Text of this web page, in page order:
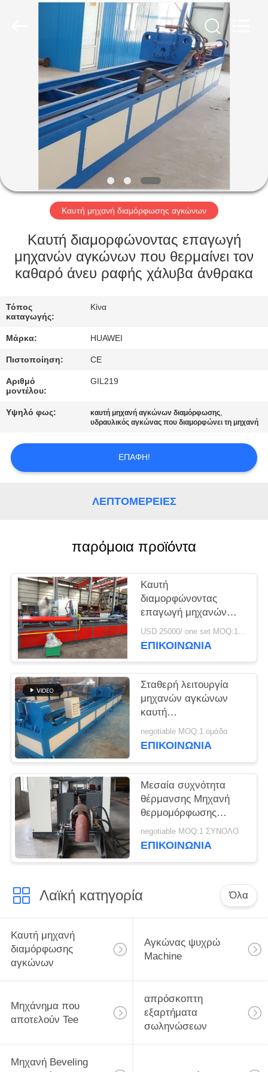
ΣΠΊΤΙ
ΠΡΟΪΌΝΤΑ
ΕΜΦΆΝΙΣΗ
ΠΕΡΊΠΟΥ
ΕΜΕΊΣ
ΓΎΡΟΣ
ΕΡΓΟΣΤΑΣΊΩΝ
ΠΟΙΟΤΙΚΌΣ
ΈΛΕΓΧΟΣ
ΜΑΣ
ΕΛΆΤΕ
ΣΕ
ΜΕ
SITEMAP
PRIVACY
POLICY
Καυτή μηχανή διαμόρφωσης αγκώνων
Καυτή διαμορφώνοντας επαγωγή
μηχανών αγκώνων που θερμαίνει τον
καθαρό άνευ ραφής χάλυβα άνθρακα
Τόπος
καταγωγής:
Κίνα
Μάρκα: HUAWEI
Πιστοποίηση: CE
Αριθμό
μοντέλου:
GIL219
Υψηλό φως: καυτή μηχανή αγκώνων διαμόρφωσης,
υδραυλικός αγκώνας που διαμορφώνει τη μηχανή
ΕΠΑΦΉ!
ΛΕΠΤΟΜΈΡΕΙΕΣ
παρόμοια προϊόντα
Καυτή
διαμορφώνοντας
επαγωγή μηχανών
αγκώνων που
θερμαίνει την καυτή
χάλυβα άνθρακα
διαμόρφωσης
USD 25000/ one set MOQ:1 ομάδα
ΕΠΙΚΟΙΝΩΝΙΑ
Σταθερή λειτουργία
μηχανών αγκώνων
καυτή
διαμορφώνοντας για
τη μακροχρόνια ακτίνα
negotiable MOQ:1 ομάδα
ΕΠΙΚΟΙΝΩΝΙΑ
Μεσαία συχνότητα
θέρμανσης Μηχανή
θερμομόρφωσης
αγκώνα
negotiable MOQ:1 ΣΥΝΟΛΟ
ΕΠΙΚΟΙΝΩΝΙΑ
Λαϊκή κατηγορία Όλα
Καυτή μηχανή
διαμόρφωσης
αγκώνων
Αγκώνας ψυχρώ
Machine
Μηχάνημα που
αποτελούν Tee
απρόσκοπτη
εξαρτήματα
σωληνώσεων
Μηχανή Beveling